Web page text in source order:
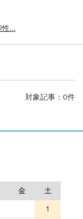
性...
...
対象記事：0件
金
土
1